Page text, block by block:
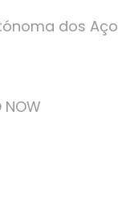
dos